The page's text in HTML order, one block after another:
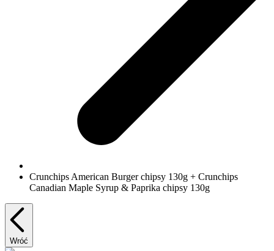
Crunchips American Burger chipsy 130g + Crunchips
Canadian Maple Syrup & Paprika chipsy 130g
Wróć